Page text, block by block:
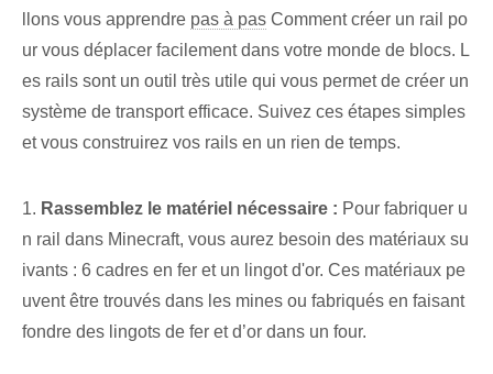
llons vous apprendre pas à pas Comment créer un rail po
ur vous déplacer facilement dans votre monde de blocs. L
es rails sont un outil très utile qui vous permet de créer un
système de transport efficace. Suivez ces étapes simples
et vous construirez vos rails en un rien de temps.
1. Rassemblez le matériel nécessaire : Pour fabriquer u
n rail dans Minecraft, vous aurez besoin des matériaux su
ivants : 6 cadres en fer et un lingot d'or. Ces matériaux pe
uvent être trouvés dans les mines ou fabriqués en faisant
fondre des lingots de fer et d’or dans un four.